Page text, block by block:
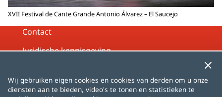
XVII Festival de Cante Grande Antonio Álvarez – El Saucejo
Contact
Juridische kennisgeving
Cookiebeleid
Wij gebruiken eigen cookies en cookies van derden om u onze
diensten aan te bieden, video's te tonen en statistieken te